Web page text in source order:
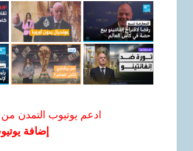
ادعم يوتيوب التمدن من
إضافة